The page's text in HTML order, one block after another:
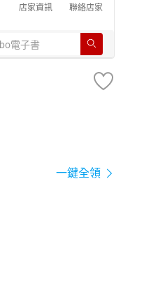
店家資訊 聯絡店家
一鍵全領